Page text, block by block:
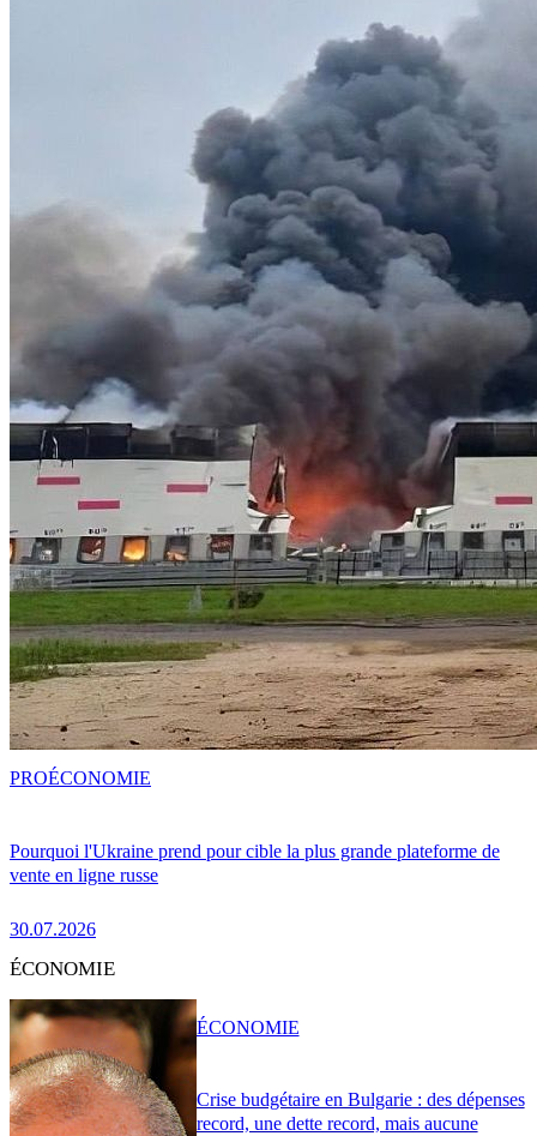
Pourquoi l'Ukraine prend pour cible la plus grande plateforme de
vente en ligne russe
30.07.2026
PROÉCONOMIE
ÉCONOMIE
Crise budgétaire en Bulgarie : des dépenses
record, une dette record, mais aucune
ÉCONOMIE